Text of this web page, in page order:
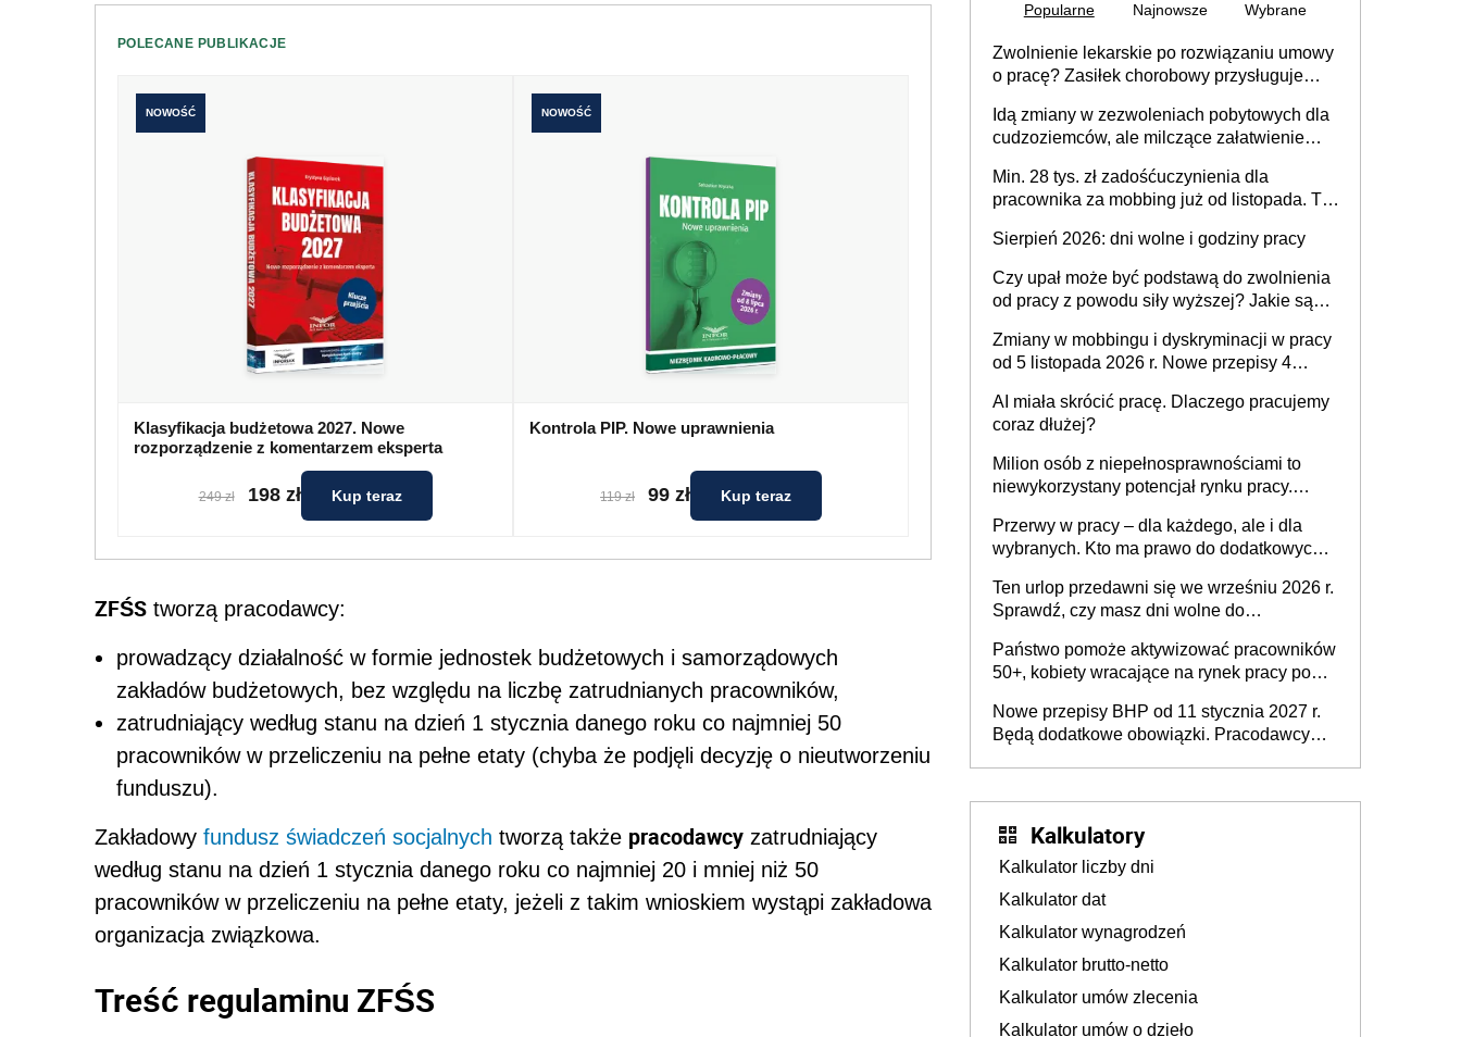
POLECANE PUBLIKACJE
NOWOŚĆ
Klasyfikacja budżetowa 2027. Nowe
rozporządzenie z komentarzem eksperta
249 zł 198 zł Kup teraz
NOWOŚĆ
Kontrola PIP. Nowe uprawnienia
119 zł 99 zł Kup teraz
ZFŚS tworzą pracodawcy:
prowadzący działalność w formie jednostek budżetowych i samorządowych
zakładów budżetowych, bez względu na liczbę zatrudnianych pracowników,
zatrudniający według stanu na dzień 1 stycznia danego roku co najmniej 50
pracowników w przeliczeniu na pełne etaty (chyba że podjęli decyzję o nieutworzeniu
funduszu).
Zakładowy fundusz świadczeń socjalnych tworzą także pracodawcy zatrudniający
według stanu na dzień 1 stycznia danego roku co najmniej 20 i mniej niż 50
pracowników w przeliczeniu na pełne etaty, jeżeli z takim wnioskiem wystąpi zakładowa
organizacja związkowa.
Treść regulaminu ZFŚS
Popularne Najnowsze Wybrane
Zwolnienie lekarskie po rozwiązaniu umowy
o pracę? Zasiłek chorobowy przysługuje
dni od ustania stosunku pracy
Idą zmiany w zezwoleniach pobytowych dla
cudzoziemców, ale milczące załatwienie
Min. 28 tys. zł zadośćuczynienia dla
pracownika za mobbing już od listopada. To
zespołu
Sierpień 2026: dni wolne i godziny pracy
Czy upał może być podstawą do zwolnienia
od pracy z powodu siły wyższej? Jakie są
Zmiany w mobbingu i dyskryminacji w pracy
od 5 listopada 2026 r. Nowe przepisy 4
Ustaw
AI miała skrócić pracę. Dlaczego pracujemy
coraz dłużej?
Milion osób z niepełnosprawnościami to
niewykorzystany potencjał rynku pracy.
dofinansowań czy refundacji, ale bariery po
stronie systemu i świadomości
pracodawców [WYWIAD]
Przerwy w pracy – dla każdego, ale i dla
wybranych. Kto ma prawo do dodatkowych
Ten urlop przedawni się we wrześniu 2026 r.
Sprawdź, czy masz dni wolne do
Państwo pomoże aktywizować pracowników
50+, kobiety wracające na rynek pracy po
osoby neuroatypowe. Powstanie Fundusz
na rzecz Inkluzywności w Zatrudnianiu?
Nowe przepisy BHP od 11 stycznia 2027 r.
Będą dodatkowe obowiązki. Pracodawcy
Kalkulatory
Kalkulator liczby dni
Kalkulator dat
Kalkulator wynagrodzeń
Kalkulator brutto-netto
Kalkulator umów zlecenia
Kalkulator umów o dzieło